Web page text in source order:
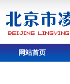
网站首页